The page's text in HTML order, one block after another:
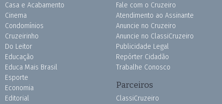
Casa e Acabamento
Cinema
Condomínios
Cruzeirinho
Do Leitor
Educação
Educa Mais Brasil
Esporte
Economia
Editorial
Fale com o Cruzeiro
Atendimento ao Assinante
Anuncie no Cruzeiro
Anuncie no ClassiCruzeiro
Publicidade Legal
Repórter Cidadão
Trabalhe Conosco
Parceiros
ClassiCruzeiro